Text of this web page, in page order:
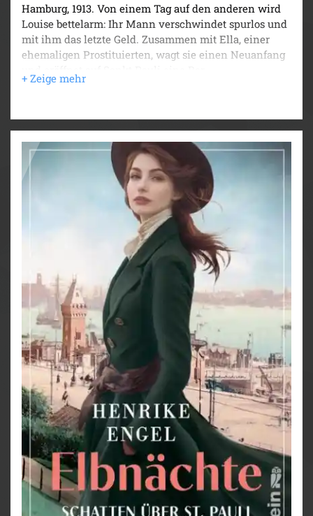
Hamburg, 1913. Von einem Tag auf den anderen wird
Louise bettelarm: Ihr Mann verschwindet spurlos und
mit ihm das letzte Geld. Zusammen mit Ella, einer
ehemaligen Prostituierten, wagt sie einen Neuanfang
Ein Juwelier wird in der Nachbarschaft ermordet,
der Polizei, weil sie ihn für unschuldig halten. Da
taucht Paul in der Bar auf, ein ehemaliger Polizist, der
auf eigene Faust eine Bande gewalttätiger
Straßenkinder jagt. Aber haben die verwahrlosten
Seelen wirklich etwas mit dem Mord zu tun?
Eine Prostituierte mit großem Herz, eine
Barbesitzerin wider Willen und ein Ex-Polizist
geraten in die Untiefen von Hamburgs gefährlicher
Unterwelt
Das große Lesevergnügen geht weiter:
Band 1: Elbnächte. Die Lichter über St. Pauli, April
2025
Band 2: Elbnächte. Schatten über St. Pauli, November
2025